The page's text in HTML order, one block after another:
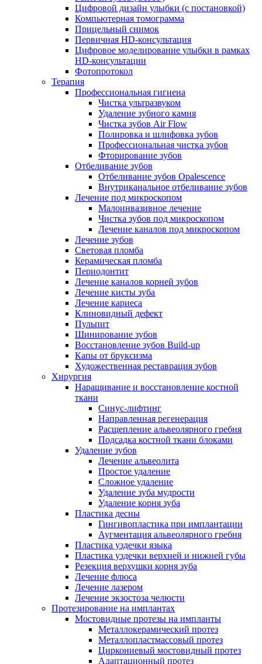
Цифровой дизайн улыбки (с постановкой)
Компьютерная томограмма
Прицельный снимок
Первичная HD-консультация
Цифровое моделирование улыбки в рамках
HD-консультации
Фотопротокол
Терапия
Профессиональная гигиена
Чистка ультразвуком
Удаление зубного камня
Чистка зубов Air Flow
Полировка и шлифовка зубов
Профессиональная чистка зубов
Фторирование зубов
Отбеливание зубов
Отбеливание зубов Opalescence
Внутриканальное отбеливание зубов
Лечение под микроскопом
Малоинвазивное лечение
Чистка зубов под микроскопом
Лечение каналов под микроскопом
Лечение зубов
Световая пломба
Керамическая пломба
Периодонтит
Лечение каналов корней зубов
Лечение кисты зуба
Лечение кариеса
Клиновидный дефект
Пульпит
Шинирование зубов
Восстановление зубов Build-up
Капы от бруксизма
Художественная реставрация зубов
Хирургия
Наращивание и восстановление костной
ткани
Синус-лифтинг
Направленная регенерация
Расщепление альвеолярного гребня
Подсадка костной ткани блоками
Удаление зубов
Лечение альвеолита
Простое удаление
Сложное удаление
Удаление зуба мудрости
Удаление корня зуба
Пластика десны
Гингивопластика при имплантации
Аугментация альвеолярного гребня
Пластика уздечки языка
Пластика уздечки верхней и нижней губы
Резекция верхушки корня зуба
Лечение флюса
Лечение лазером
Лечение экзостоза челюсти
Протезирование на имплантах
Мостовидные протезы на импланты
Металлокерамический протез
Металлопластмассовый протез
Циркониевый мостовидный протез
Адаптационный протез